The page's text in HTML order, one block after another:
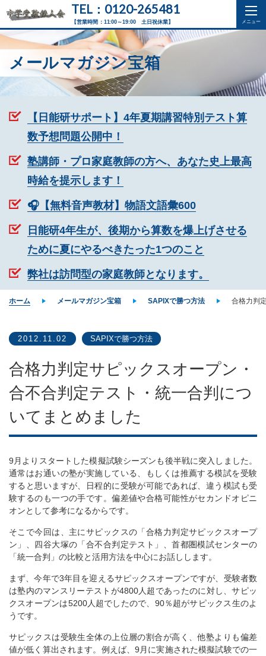
【営業時間：11:00～19:00 土日祝休業】
TEL：0120-265481
メールマガジン宝箱
【日能研サポート】4年夏期講習特別テスト算
数予想問題公開中！
塾講師・プロ家庭教師の方へ、あなた史上最高
時給を提示します！
🎧【無料音声教材】物語文語彙600
日能研4年生が、後期から算数を爆上げさせる
ために夏にやるべきたった1つのこと
弊社は訪問型の家庭教師となります。
ホーム メールマガジン宝箱 SAPIXで勝つ方法 合格力判
2012.11.02 SAPIXで勝つ方法
合格力判定サピックスオープン・
合不合判定テスト・統一合判につ
いてまとめました
9月よりスタートした模擬試験シーズンも後半戦に突入しました。
通常はお通いの塾が実施している、もしくは推薦する模試を受験
すると思いますが、日程的に受験が可能であれば、違う模試も受
験するのも一つの手です。偏差値や合格可能性がセカンドオピニ
オンとして参考になるからです。
そこで今回は、主にサピックスの「合格力判定サピックスオープ
ン」、四谷大塚の「合不合判定テスト」、首都圏模試センターの
「統一合判」の比較と活用方法を中心にお話しします。
まず、今年で3年目を迎えるサピックスオープンですが、受験者数
は塾内のマンスリーテストが4800人超であったのに対し、サピッ
クスオープンは5200人超でしたので、90％超がサピックス生のよ
うです。
サピックスは受験生全体の上位層の割合が高く、他塾よりも偏差
値が低く算出されます。例えば、9月に実施された模擬試験での一